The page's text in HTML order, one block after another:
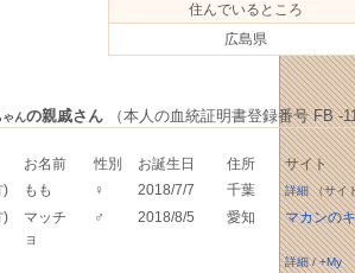
住んでいるところ
広島県
ゃんの親戚さん（本人の血統証明書登録番号 FB -
お名前 性別 お誕生日 住所
サイト
)
もも ♀ 2018/7/7 千葉 詳細（サイ
)
マッチ
ョ
♂ 2018/8/5 愛知 マカンの
詳細/+My